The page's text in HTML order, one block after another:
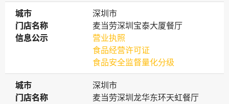
城市
城市
深圳市
门店名称
门店名称
麦当劳深圳宝泰大厦餐厅
信息公示
信息公示
营业执照
食品经营许可证
食品安全监督量化分级
城市
城市
深圳市
门店名称
门店名称
麦当劳深圳龙华东环天虹餐厅